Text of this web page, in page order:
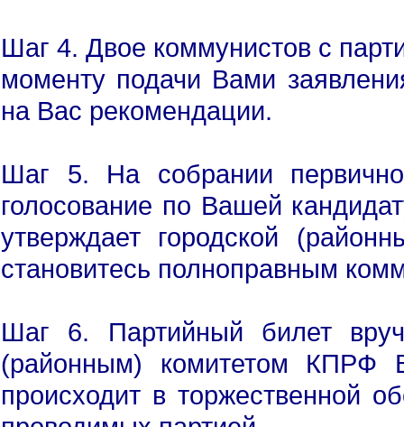
Шаг 4. Двое коммунистов с
моменту подачи Вами
на Вас рекомендации.
Шаг 5. На собрании
голосование по Вашей
утверждает городской
становитесь полноправным
Шаг 6. Партийный билет
(районным) комитетом КПРФ
происходит в торжественной